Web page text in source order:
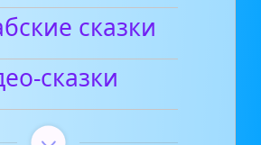
сказки
сказки